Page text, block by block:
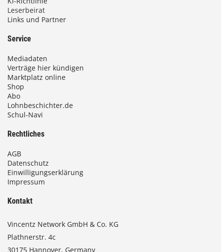
Leserbeirat
Links und Partner
Service
Mediadaten
Verträge hier kündigen
Marktplatz online
Shop
Abo
Lohnbeschichter.de
Schul-Navi
Rechtliches
AGB
Datenschutz
Einwilligungserklärung
Impressum
Kontakt
Vincentz Network GmbH & Co. KG
Plathnerstr. 4c
30175 Hannover, Germany